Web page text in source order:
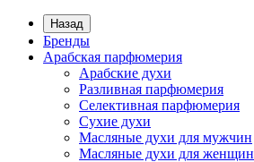
Назад
Бренды
Арабская парфюмерия
Арабские духи
Разливная парфюмерия
Селективная парфюмерия
Сухие духи
Масляные духи для мужчин
Масляные духи для женщин